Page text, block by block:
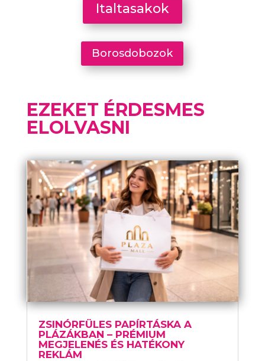
Italtasakok
Borosdobozok
EZEKET ÉRDESMES
ELOLVASNI
ZSINÓRFÜLES PAPÍRTÁSKA A
PLÁZÁKBAN – PRÉMIUM
MEGJELENÉS ÉS HATÉKONY
REKLÁM